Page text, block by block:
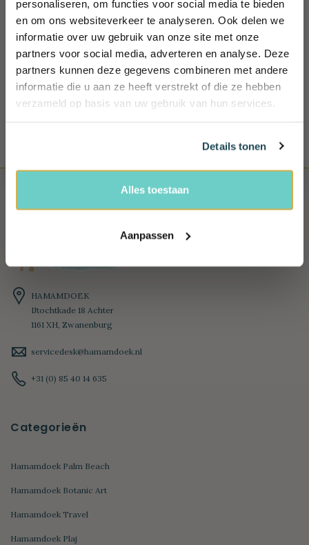
personaliseren, om functies voor social media te bieden
en om ons websiteverkeer te analyseren. Ook delen we
informatie over uw gebruik van onze site met onze
partners voor social media, adverteren en analyse. Deze
partners kunnen deze gegevens combineren met andere
informatie die u aan ze heeft verstrekt of die ze hebben
verzameld op basis van uw gebruik van hun services.
Details tonen
Alles toestaan
Aanpassen
100 DAGEN BEDENKTIJD
Retourneren mag binnen 100 dagen. Uiteraard mag je het
product niet hebben gebruikt
100% VEILIG BETALEN
Bij ons betaal je veilig, snel en heel gemakkelijk
HAMAMDOEK
IJtochtkade 18 Achter
1161 XH, Zwanenburg
servicedesk@hamamdoek.nl
+31 (0) 85 40 14 635
Categorieën
Hamamdoek Palm Beach
Hamamdoek Botanic Art
Hamamdoek Travel
Hamamdoek Plaj
korting
ontvangen?
voordelen, (reis) tips én 10% korting!
Name